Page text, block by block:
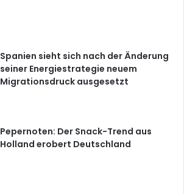
Spanien sieht sich nach der Änderung
seiner Energiestrategie neuem
Migrationsdruck ausgesetzt
Pepernoten: Der Snack-Trend aus
Holland erobert Deutschland